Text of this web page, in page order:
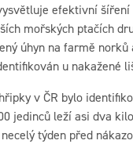
efektivní
mořských ptačích
úhyn na farmě
u nakažené
v ČR bylo
jedinců leží asi dva
týden před